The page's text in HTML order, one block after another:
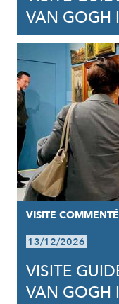
VAN GOGH
VISITE
13/12/2026
VISITE
VAN GOGH